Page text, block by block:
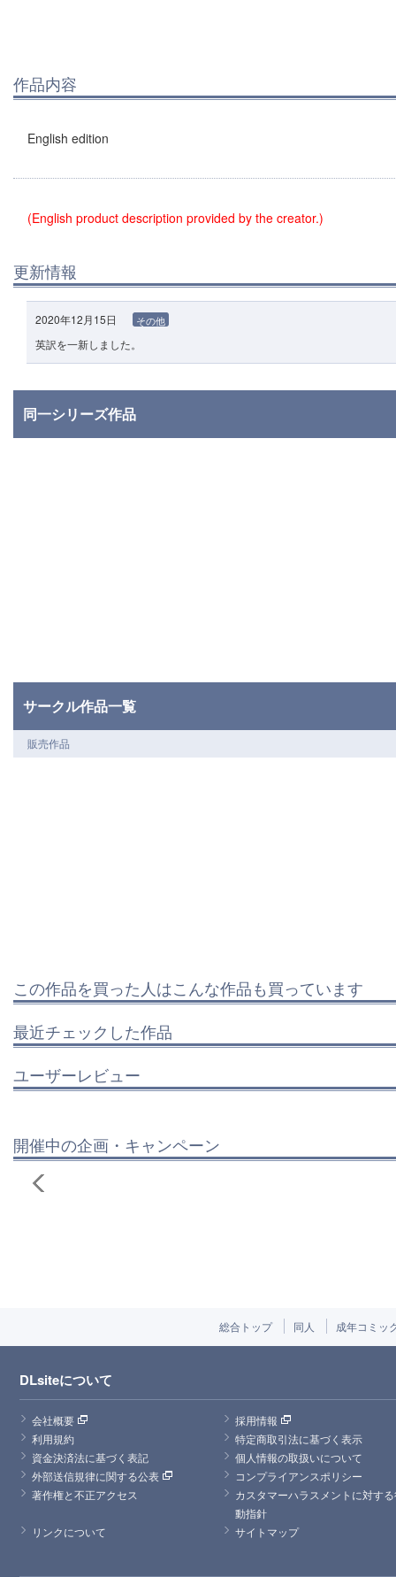
作品内容
English edition
(English product description provided by the creator.)
更新情報
2020年12月15日 その他
英訳を一新しました。
同一シリーズ作品
サークル作品一覧
販売作品
この作品を買った人はこんな作品も買っています
最近チェックした作品
ユーザーレビュー
開催中の企画・キャンペーン
総合トップ 同人 成年コミッ
DLsiteについて
会社概要
採用情報
利用規約
特定商取引法に基づく表示
資金決済法に基づく表記
個人情報の取扱いについて
外部送信規律に関する公表
コンプライアンスポリシー
著作権と不正アクセス
カスタマーハラスメントに対す
動指針
リンクについて
サイトマップ